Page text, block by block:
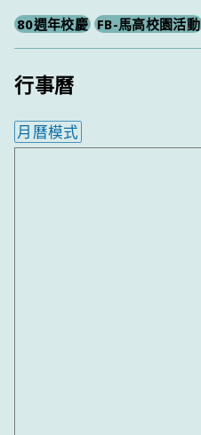
80週年校慶 FB-馬高校園活動
行事曆
月曆模式